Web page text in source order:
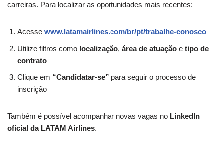
carreiras. Para localizar as oportunidades mais recentes:
Acesse www.latamairlines.com/br/pt/trabalhe-conosco
Utilize filtros como localização, área de atuação e tipo de
contrato
Clique em “Candidatar-se” para seguir o processo de
inscrição
Também é possível acompanhar novas vagas no LinkedIn
oficial da LATAM Airlines.